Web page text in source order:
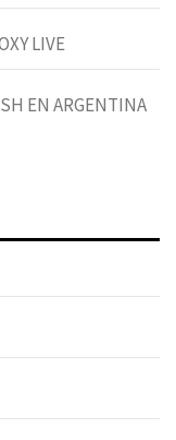
LIVE
EN ARGENTINA